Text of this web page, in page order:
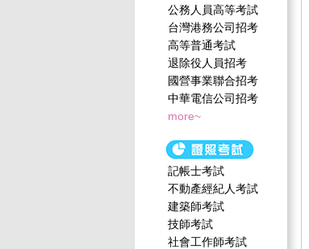
公務人員高等考試
台灣港務公司招考
高等普通考試
退除役人員招考
國營事業聯合招考
中華電信公司招考
more~
記帳士考試
不動產經紀人考試
建築師考試
技師考試
社會工作師‍考試